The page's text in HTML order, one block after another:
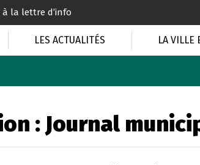
la lettre d’info
LES ACTUALITÉS LA VILLE
: Journal